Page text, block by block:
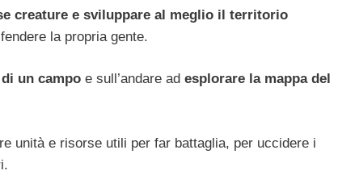
creature e sviluppare al meglio il territorio
la propria gente.
un campo e sull’andare ad esplorare la mappa del
unità e risorse utili per far battaglia, per uccidere i